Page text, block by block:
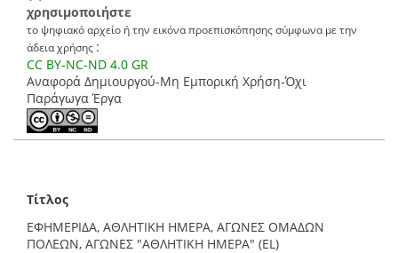
χρησιμοποιήστε
το ψηφιακό αρχείο ή την εικόνα προεπισκόπησης σύμφωνα με την
άδεια χρήσης :
CC BY-NC-ND 4.0 GR
Αναφορά Δημιουργού-Μη Εμπορική Χρήση-Όχι
Παράγωγα Έργα
Τίτλος
ΕΦΗΜΕΡΙΔΑ, ΑΘΛΗΤΙΚΗ ΗΜΕΡΑ, ΑΓΩΝΕΣ ΟΜΑΔΩΝ
ΠΟΛΕΩΝ, ΑΓΩΝΕΣ "ΑΘΛΗΤΙΚΗ ΗΜΕΡΑ" (EL)